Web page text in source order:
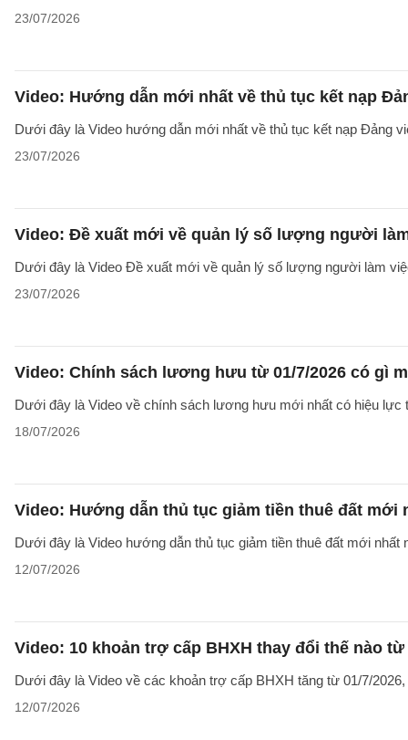
23/07/2026
Video: Hướng dẫn mới nhất về thủ tục kết nạp
Dưới đây là Video hướng dẫn mới nhất về thủ tục kết nạp Đảng
23/07/2026
Video: Đề xuất mới về quản lý số lượng người
Dưới đây là Video Đề xuất mới về quản lý số lượng người làm
23/07/2026
Video: Chính sách lương hưu từ 01/7/2026 có gì
Dưới đây là Video về chính sách lương hưu mới nhất có hiệu lực
18/07/2026
Video: Hướng dẫn thủ tục giảm tiền thuê đất mới
Dưới đây là Video hướng dẫn thủ tục giảm tiền thuê đất mới
12/07/2026
Video: 10 khoản trợ cấp BHXH thay đổi thế nào từ
Dưới đây là Video về các khoản trợ cấp BHXH tăng từ 01/7/
12/07/2026